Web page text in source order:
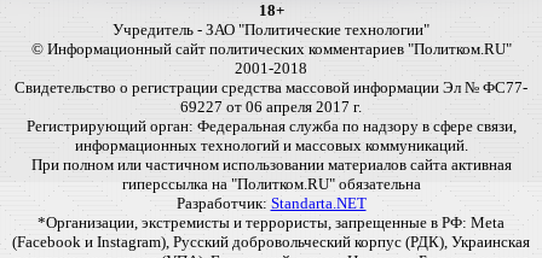
18+
Учредитель - ЗАО "Политические технологии"
© Информационный сайт политических комментариев "Политком.RU"
2001-2018
Свидетельство о регистрации средства массовой информации Эл № ФС77-
69227 от 06 апреля 2017 г.
Регистрирующий орган: Федеральная служба по надзору в сфере связи,
информационных технологий и массовых коммуникаций.
При полном или частичном использовании материалов сайта активная
гиперссылка на "Политком.RU" обязательна
Разработчик: Standarta.NET
*Организации, экстремисты и террористы, запрещенные в РФ: Meta
(Facebook и Instagram), Русский добровольческий корпус (РДК), Украинская